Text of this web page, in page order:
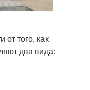
того, как
два вида: